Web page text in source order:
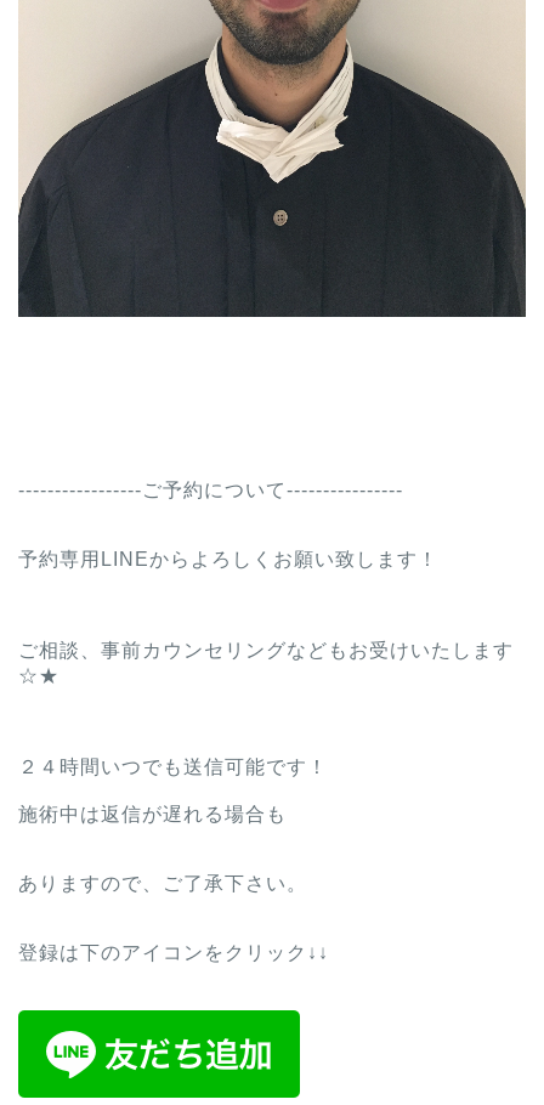
-----------------ご予約について----------------
予約専用LINEからよろしくお願い致します！
ご相談、事前カウンセリングなどもお受けいたします
☆★
２４時間いつでも送信可能です！
施術中は返信が遅れる場合も
ありますので、ご了承下さい。
登録は下のアイコンをクリック↓↓